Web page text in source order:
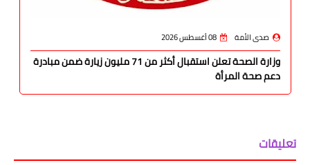
صدى الأمة 08 أغسطس 2026
وزارة الصحة تعلن استقبال أكثر من 71 مليون زيارة ضمن مبادرة
دعم صحة المرأة
تعليقات